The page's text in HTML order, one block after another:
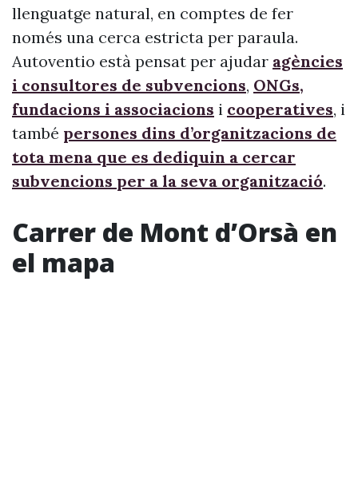
llenguatge natural, en comptes de fer
només una cerca estricta per paraula.
Autoventio està pensat per ajudar agències
i consultores de subvencions, ONGs,
fundacions i associacions i cooperatives, i
també persones dins d’organitzacions de
tota mena que es dediquin a cercar
subvencions per a la seva organització.
Carrer de Mont d’Orsà en
el mapa